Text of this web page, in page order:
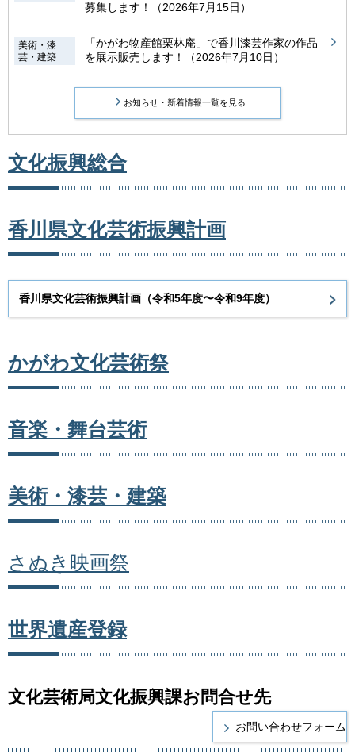
募集します！（2026年7月15日）
美術・漆
芸・建築
「かがわ物産館栗林庵」で香川漆芸作家の作品
を展示販売します！（2026年7月10日）
お知らせ・新着情報一覧を見る
文化振興総合
香川県文化芸術振興計画
香川県文化芸術振興計画（令和5年度〜令和9年度）
かがわ文化芸術祭
音楽・舞台芸術
美術・漆芸・建築
さぬき映画祭
世界遺産登録
文化芸術局文化振興課お問合せ先